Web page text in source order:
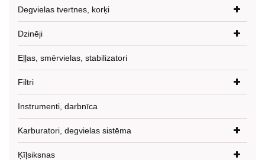
Degvielas tvertnes, korķi
Dzinēji
Eļļas, smērvielas, stabilizatori
Filtri
Instrumenti, darbnīca
Karburatori, degvielas sistēma
Ķīļsiksnas